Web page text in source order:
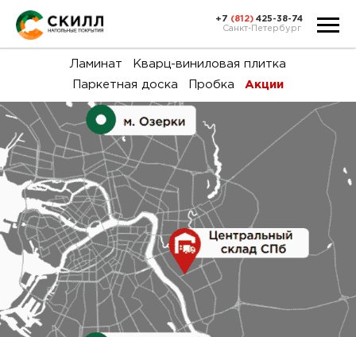
и
+7 (812) 425-38-74
Санкт-Петербург
Ламинат
Кварц-виниловая плитка
Паркетная доска
Пробка Акции